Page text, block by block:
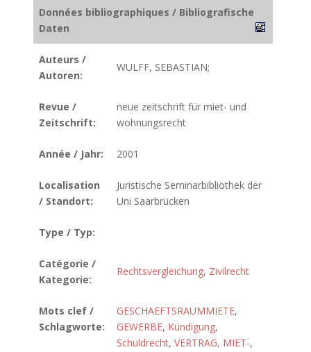
Données bibliographiques / Bibliografische
Daten
Auteurs /
Autoren:
WULFF, SEBASTIAN;
Revue /
Zeitschrift:
neue zeitschrift für miet- und
wohnungsrecht
Année / Jahr: 2001
Localisation
/ Standort:
Juristische Seminarbibliothek der
Uni Saarbrücken
Type / Typ:
Catégorie /
Kategorie:
Rechtsvergleichung, Zivilrecht
Mots clef /
Schlagworte:
GESCHAEFTSRAUMMIETE,
GEWERBE, Kündigung,
Schuldrecht, VERTRAG, MIET-,